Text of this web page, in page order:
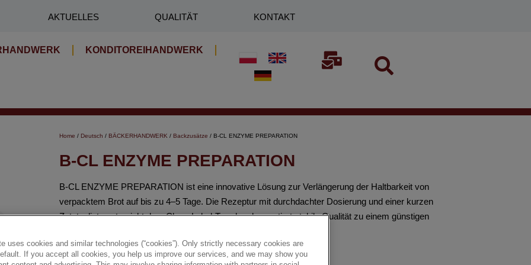
AKTUELLES QUALITÄT KONTAKT
KONDITOREIHANDWERK
Home / Deutsch / BÄCKERHANDWERK / Backzusätze / B-CL ENZYME PREPARATION
B-CL ENZYME PREPARATION
B-CL ENZYME PREPARATION ist eine innovative Lösung zur Verlängerung der Haltbarkeit von
verpacktem Brot auf bis zu 4–5 Tage. Die Rezeptur mit durchdachter Dosierung und einer kurzen
Zutatenliste entspricht dem Clean-Label-Trend und garantiert stabile Qualität zu einem günstigen
✔ Verlängerte Frischhaltung von verpacktem Brot auf bis zu 4–5 Tage
uses cookies and similar technologies (“cookies”). Only strictly necessary cookies are
If you accept all cookies, you help us improve our services, and we may show you